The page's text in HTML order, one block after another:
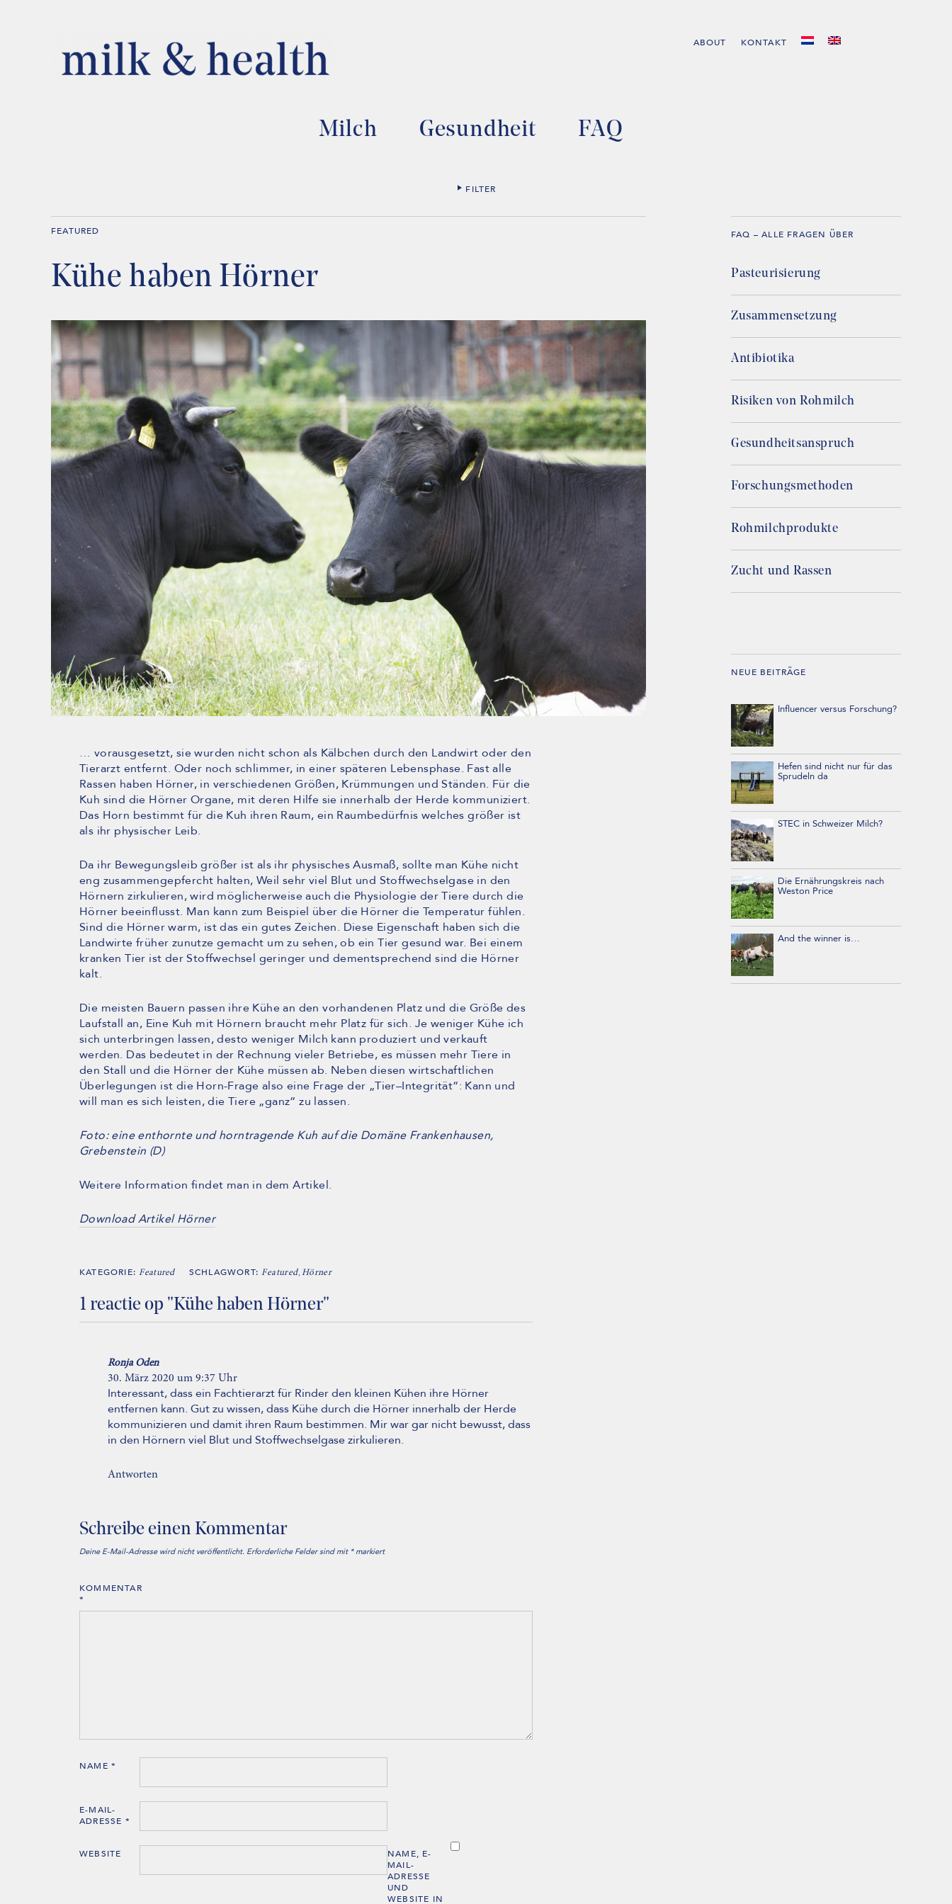
ABOUT KONTAKT
Milch Gesundheit FAQ
FILTER
FEATURED
Kühe haben Hörner
… vorausgesetzt, sie wurden nicht schon als Kälbchen durch den Landwirt oder den
Tierarzt entfernt. Oder noch schlimmer, in einer späteren Lebensphase. Fast alle
Rassen haben Hörner, in verschiedenen Größen, Krümmungen und Ständen. Für die
Kuh sind die Hörner Organe, mit deren Hilfe sie innerhalb der Herde kommuniziert.
Das Horn bestimmt für die Kuh ihren Raum, ein Raumbedürfnis welches größer ist
als ihr physischer Leib.
Da ihr Bewegungsleib größer ist als ihr physisches Ausmaß, sollte man Kühe nicht
eng zusammengepfercht halten, Weil sehr viel Blut und Stoffwechselgase in den
Hörnern zirkulieren, wird möglicherweise auch die Physiologie der Tiere durch die
Hörner beeinflusst. Man kann zum Beispiel über die Hörner die Temperatur fühlen.
Sind die Hörner warm, ist das ein gutes Zeichen. Diese Eigenschaft haben sich die
Landwirte früher zunutze gemacht um zu sehen, ob ein Tier gesund war. Bei einem
kranken Tier ist der Stoffwechsel geringer und dementsprechend sind die Hörner
kalt.
Die meisten Bauern passen ihre Kühe an den vorhandenen Platz und die Größe des
Laufstall an, Eine Kuh mit Hörnern braucht mehr Platz für sich. Je weniger Kühe ich
sich unterbringen lassen, desto weniger Milch kann produziert und verkauft
werden. Das bedeutet in der Rechnung vieler Betriebe, es müssen mehr Tiere in
den Stall und die Hörner der Kühe müssen ab. Neben diesen wirtschaftlichen
Überlegungen ist die Horn-Frage also eine Frage der „Tier–Integrität“: Kann und
will man es sich leisten, die Tiere „ganz“ zu lassen.
Foto: eine enthornte und horntragende Kuh auf die Domäne Frankenhausen,
Grebenstein (D)
Weitere Information findet man in dem Artikel.
Download Artikel Hörner
KATEGORIE:Featured SCHLAGWORT:Featured, Hörner
1 reactie op "Kühe haben Hörner"
Ronja Oden
30. März 2020 um 9:37 Uhr
Interessant, dass ein Fachtierarzt für Rinder den kleinen Kühen ihre Hörner
entfernen kann. Gut zu wissen, dass Kühe durch die Hörner innerhalb der Herde
kommunizieren und damit ihren Raum bestimmen. Mir war gar nicht bewusst, dass
in den Hörnern viel Blut und Stoffwechselgase zirkulieren.
Antworten
Schreibe einen Kommentar
Deine E-Mail-Adresse wird nicht veröffentlicht. Erforderliche Felder sind mit *markiert
KOMMENTAR
*
NAME *
E-MAIL-
ADRESSE *
WEBSITE
NAME, E-
MAIL-
ADRESSE
UND
WEBSITE IN
FAQ – ALLE FRAGEN ÜBER
Pasteurisierung
Zusammensetzung
Antibiotika
Risiken von Rohmilch
Gesundheitsanspruch
Forschungsmethoden
Rohmilchprodukte
Zucht und Rassen
NEUE BEITRÄGE
Influencer versus Forschung?
Hefen sind nicht nur für das
Sprudeln da
STEC in Schweizer Milch?
Die Ernährungskreis nach
Weston Price
And the winner is…